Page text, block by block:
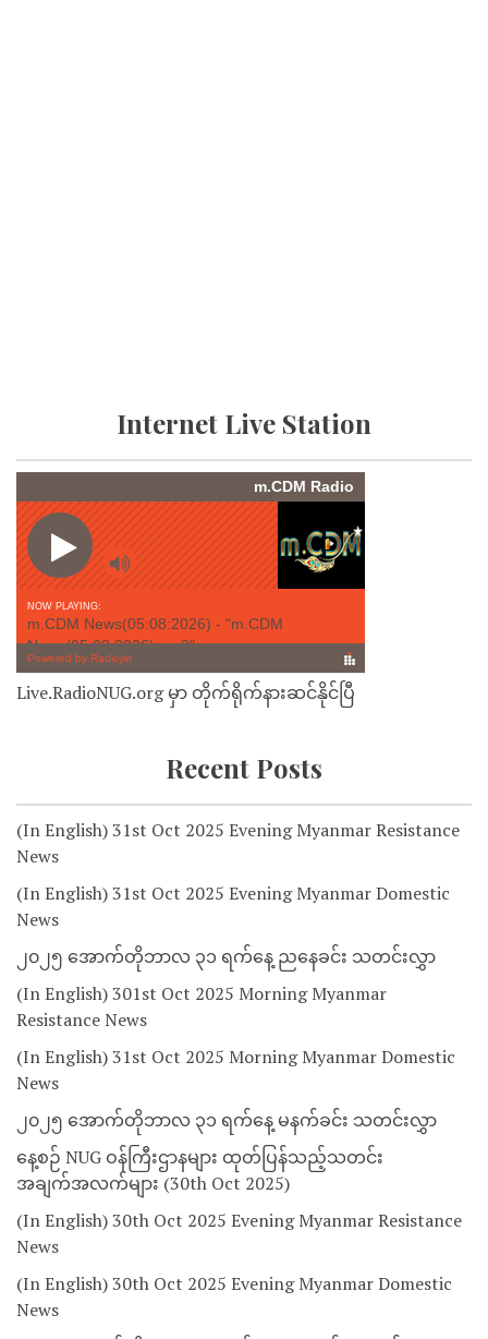
Internet Live Station
Live.RadioNUG.org မှာ တိုက်ရိုက်နားဆင်နိုင်ပြီ
Recent Posts
(In English) 31st Oct 2025 Evening Myanmar Resistance
News
(In English) 31st Oct 2025 Evening Myanmar Domestic
News
၂၀၂၅ အောက်တိုဘာလ ၃၁ ရက်နေ့ ညနေခင်း သတင်းလွှာ
(In English) 301st Oct 2025 Morning Myanmar
Resistance News
(In English) 31st Oct 2025 Morning Myanmar Domestic
News
၂၀၂၅ အောက်တိုဘာလ ၃၁ ရက်နေ့ မနက်ခင်း သတင်းလွှာ
နေ့စဉ် NUG ဝန်ကြီးဌာနများ ထုတ်ပြန်သည့်သတင်း
အချက်အလက်များ (30th Oct 2025)
(In English) 30th Oct 2025 Evening Myanmar Resistance
News
(In English) 30th Oct 2025 Evening Myanmar Domestic
News